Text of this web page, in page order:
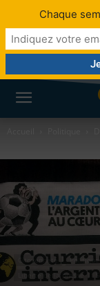
Citoyenneté Politique
Liberté de la presse
Chaque